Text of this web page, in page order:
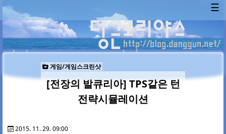
☰
게임/게임스크린샷
[전장의 발큐리아] TPS같은 턴
전략시뮬레이션
2015. 11. 29. 09:00